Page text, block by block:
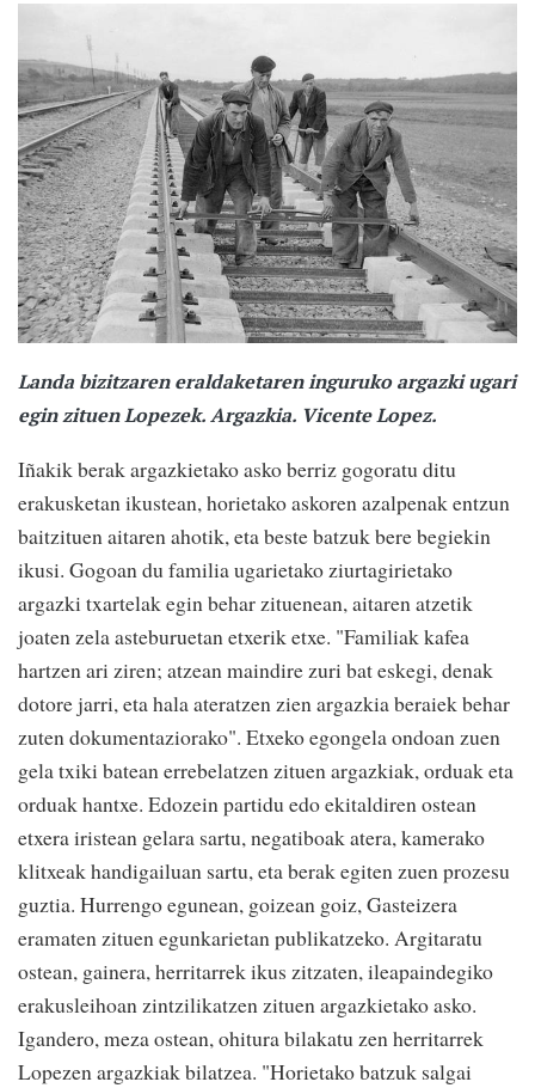
Landa bizitzaren eraldaketaren inguruko argazki ugari
egin zituen Lopezek. Argazkia. Vicente Lopez.
Iñakik berak argazkietako asko berriz gogoratu ditu
erakusketan ikustean, horietako askoren azalpenak entzun
baitzituen aitaren ahotik, eta beste batzuk bere begiekin
ikusi. Gogoan du familia ugarietako ziurtagirietako
argazki txartelak egin behar zituenean, aitaren atzetik
joaten zela asteburuetan etxerik etxe. "Familiak kafea
hartzen ari ziren; atzean maindire zuri bat eskegi, denak
dotore jarri, eta hala ateratzen zien argazkia beraiek behar
zuten dokumentaziorako". Etxeko egongela ondoan zuen
gela txiki batean errebelatzen zituen argazkiak, orduak eta
orduak hantxe. Edozein partidu edo ekitaldiren ostean
etxera iristean gelara sartu, negatiboak atera, kamerako
klitxeak handigailuan sartu, eta berak egiten zuen prozesu
guztia. Hurrengo egunean, goizean goiz, Gasteizera
eramaten zituen egunkarietan publikatzeko. Argitaratu
ostean, gainera, herritarrek ikus zitzaten, ileapaindegiko
erakusleihoan zintzilikatzen zituen argazkietako asko.
Igandero, meza ostean, ohitura bilakatu zen herritarrek
Lopezen argazkiak bilatzea. "Horietako batzuk salgai